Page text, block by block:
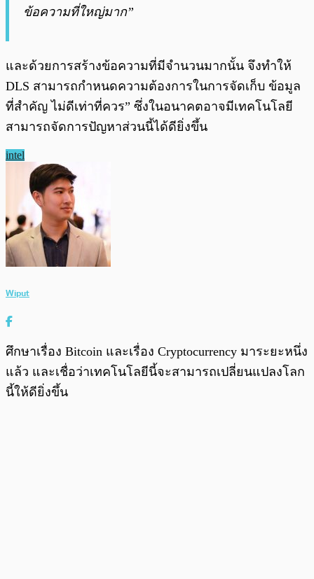
ข้อความที่ใหญ่มาก”
และด้วยการสร้างข้อความที่มีจำนวนมากนั้น จึงทำให้
DLS สามารถกำหนดความต้องการในการจัดเก็บ ข้อมูล
ที่สำคัญ ไม่ดีเท่าที่ควร” ซึ่งในอนาคตอาจมีเทคโนโลยี
สามารถจัดการปัญหาส่วนนี้ได้ดียิ่งขึ้น
intel
Wiput
ศึกษาเรื่อง Bitcoin และเรื่อง Cryptocurrency มาระยะหนึ่ง
แล้ว และเชื่อว่าเทคโนโลยีนี้จะสามารถเปลี่ยนแปลงโลก
นี้ให้ดียิ่งขึ้น